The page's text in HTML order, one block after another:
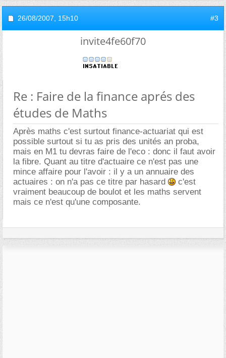
26/08/2007, 15h10 #3
invite4fe60f70
Re : Faire de la finance aprés des
études de Maths
Après maths c'est surtout finance-actuariat qui est
possible surtout si tu as pris des unités an proba,
mais en M1 tu devras faire de l'eco : donc il faut avoir
la fibre. Quant au titre d'actuaire ce n'est pas une
mince affaire pour l'avoir : il y a un annuaire des
actuaires : on n'a pas ce titre par hasard
c'est
vraiment beaucoup de boulot et les maths servent
mais ce n'est qu'une composante.